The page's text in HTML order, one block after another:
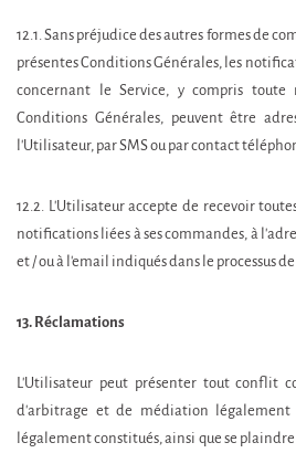
12.1. Sans préjudice des autres formes de
présentes Conditions Générales, les
concernant le Service, y compris toute
Conditions Générales, peuvent être
l'Utilisateur, par SMS ou par contact
12.2. L'Utilisateur accepte de recevoir
notifications liées à ses commandes, à
et / ou à l'email indiqués dans le processus
13. Réclamations
L'Utilisateur peut présenter tout conflit
d'arbitrage et de médiation légalement
légalement constitués, ainsi que se